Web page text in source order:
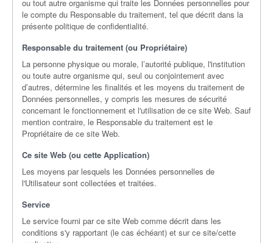
ou tout autre organisme qui traite les Données personnelles pour
le compte du Responsable du traitement, tel que décrit dans la
présente politique de confidentialité.
Responsable du traitement (ou Propriétaire)
La personne physique ou morale, l’autorité publique, l'institution
ou toute autre organisme qui, seul ou conjointement avec
d’autres, détermine les finalités et les moyens du traitement de
Données personnelles, y compris les mesures de sécurité
concernant le fonctionnement et l'utilisation de ce site Web. Sauf
mention contraire, le Responsable du traitement est le
Propriétaire de ce site Web.
Ce site Web (ou cette Application)
Les moyens par lesquels les Données personnelles de
l'Utilisateur sont collectées et traitées.
Service
Le service fourni par ce site Web comme décrit dans les
conditions s'y rapportant (le cas échéant) et sur ce site/cette